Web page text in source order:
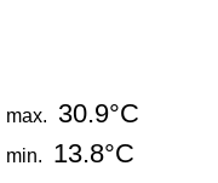
max. 30.9°C
min. 13.8°C